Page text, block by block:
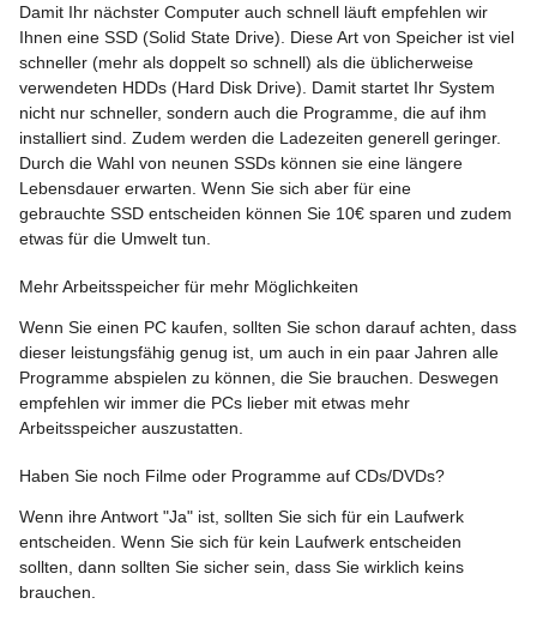
Damit Ihr nächster Computer auch schnell läuft empfehlen wir
Ihnen eine SSD (Solid State Drive). Diese Art von Speicher ist viel
schneller (mehr als doppelt so schnell) als die üblicherweise
verwendeten HDDs (Hard Disk Drive). Damit startet Ihr System
nicht nur schneller, sondern auch die Programme, die auf ihm
installiert sind. Zudem werden die Ladezeiten generell geringer.
Durch die Wahl von neunen SSDs können sie eine längere
Lebensdauer erwarten. Wenn Sie sich aber für eine
gebrauchte SSD entscheiden können Sie 10€ sparen und zudem
etwas für die Umwelt tun.
Mehr Arbeitsspeicher für mehr Möglichkeiten
Wenn Sie einen PC kaufen, sollten Sie schon darauf achten, dass
dieser leistungsfähig genug ist, um auch in ein paar Jahren alle
Programme abspielen zu können, die Sie brauchen. Deswegen
empfehlen wir immer die PCs lieber mit etwas mehr
Arbeitsspeicher auszustatten.
Haben Sie noch Filme oder Programme auf CDs/DVDs?
Wenn ihre Antwort "Ja" ist, sollten Sie sich für ein Laufwerk
entscheiden. Wenn Sie sich für kein Laufwerk entscheiden
sollten, dann sollten Sie sicher sein, dass Sie wirklich keins
brauchen.